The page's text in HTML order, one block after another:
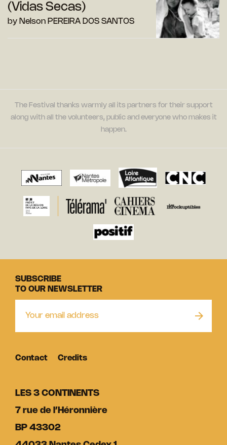
(Vidas Secas)
by Nelson PEREIRA DOS SANTOS
The Festival thanks warmly all its partners for their support
along with all the volunteers, public and everyone who makes it
happen.
LES 3 CONTINENTS
7 rue de l’Héronnière
BP 43302
SUBSCRIBE
TO OUR NEWSLETTER
Contact Credits